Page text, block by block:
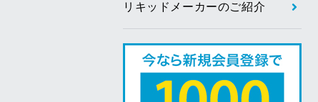
リキッドメーカーのご紹介